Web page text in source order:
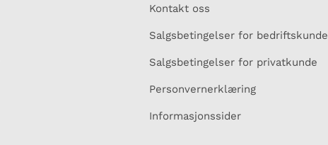
Kontakt oss
Salgsbetingelser for bedriftskunde
Salgsbetingelser for privatkunde
Personvernerklæring
Informasjonssider